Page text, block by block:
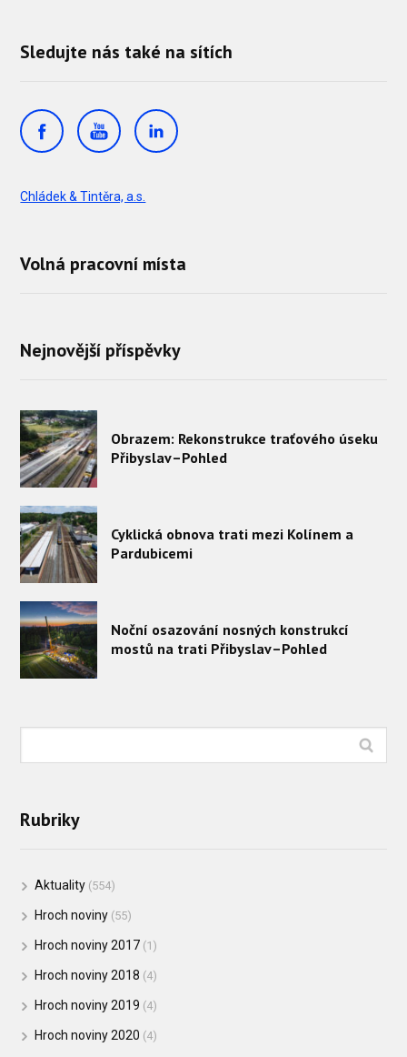
Sledujte nás také na sítích
Chládek & Tintěra, a.s.
Volná pracovní místa
Nejnovější příspěvky
Obrazem: Rekonstrukce traťového úseku
Přibyslav–Pohled
Cyklická obnova trati mezi Kolínem a
Pardubicemi
Noční osazování nosných konstrukcí
mostů na trati Přibyslav–Pohled
Rubriky
Aktuality (554)
Hroch noviny (55)
Hroch noviny 2017 (1)
Hroch noviny 2018 (4)
Hroch noviny 2019 (4)
Hroch noviny 2020 (4)